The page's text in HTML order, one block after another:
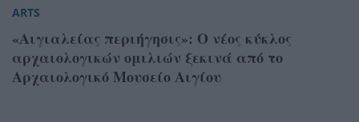
ARTS
«Αιγιαλείας περιήγησις»: Ο νέος κύκλος
αρχαιολογικών ομιλιών ξεκινά από το
Αρχαιολογικό Μουσείο Αιγίου